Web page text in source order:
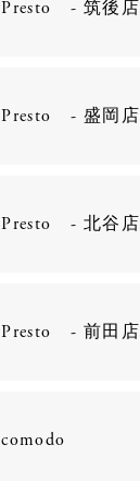
Presto - 筑後店
Presto - 盛岡店
Presto - 北谷店
Presto - 前田店
comodo